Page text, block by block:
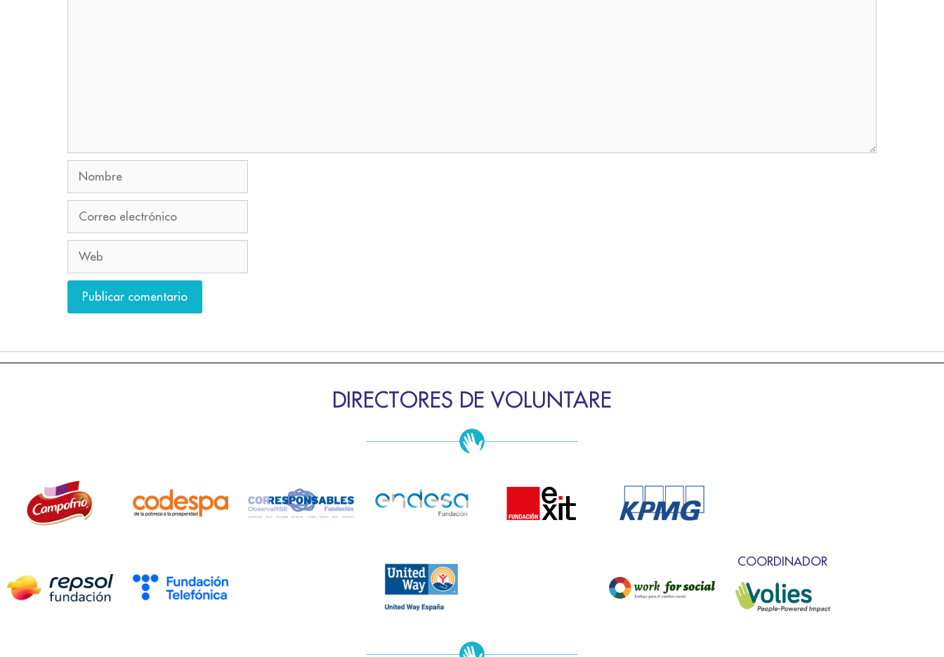
DIRECTORES DE VOLUNTARE
COORDINADOR